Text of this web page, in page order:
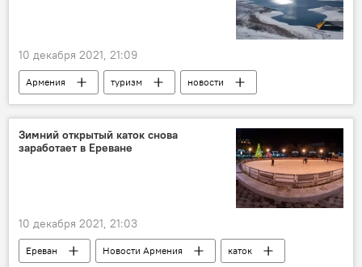
10 декабря 2021, 21:09
Армения туризм
новости
Туризм в Армении
Зимний открытый каток снова
заработает в Ереване
10 декабря 2021, 21:03
Ереван Новости Армения каток